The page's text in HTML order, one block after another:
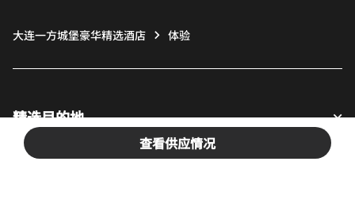
查看供应情况
大连一方城堡豪华精选酒店 体验
精选目的地